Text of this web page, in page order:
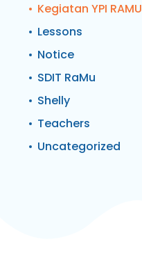
Kegiatan YPI RAMU
Lessons
Notice
SDIT RaMu
Shelly
Teachers
Uncategorized